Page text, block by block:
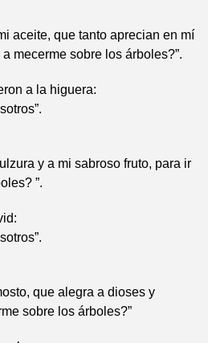
aceite, que tanto aprecian en mí
mecerme sobre los árboles?”.
a la higuera:
y a mi sabroso fruto, para ir
”.
que alegra a dioses y
sobre los árboles?”